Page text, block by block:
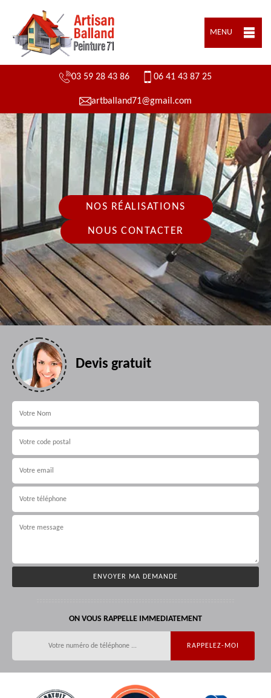
MENU
03 59 28 43 86 06 41 43 87 25
artballand71@gmail.com
NOS RÉALISATIONS
NOUS CONTACTER
Devis gratuit
ON VOUS RAPPELLE IMMEDIATEMENT